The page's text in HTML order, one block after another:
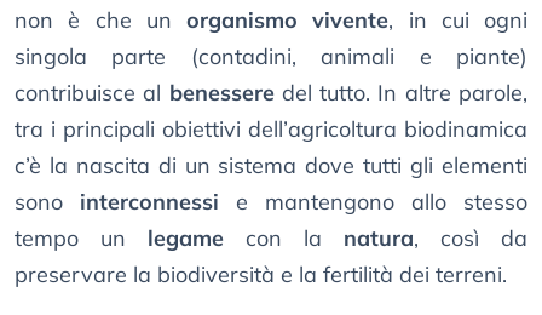
non è che un organismo vivente, in cui ogni
singola parte (contadini, animali e piante)
contribuisce al benesseredel tutto. In altre parole,
tra i principali obiettivi dell’agricoltura biodinamica
c’è la nascita di un sistema dove tutti gli elementi
sono interconnessi e mantengono allo stesso
tempo un legame con la natura, così da
preservare la biodiversità e la fertilità dei terreni.